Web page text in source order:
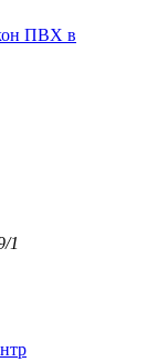
ПВХ в
1